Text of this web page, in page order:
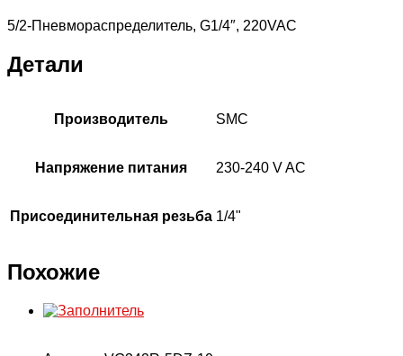
5/2-Пневмораспределитель, G1/4″, 220VAC
Детали
Производитель SMC
Напряжение питания 230-240 V AC
Присоединительная резьба 1/4"
Похожие